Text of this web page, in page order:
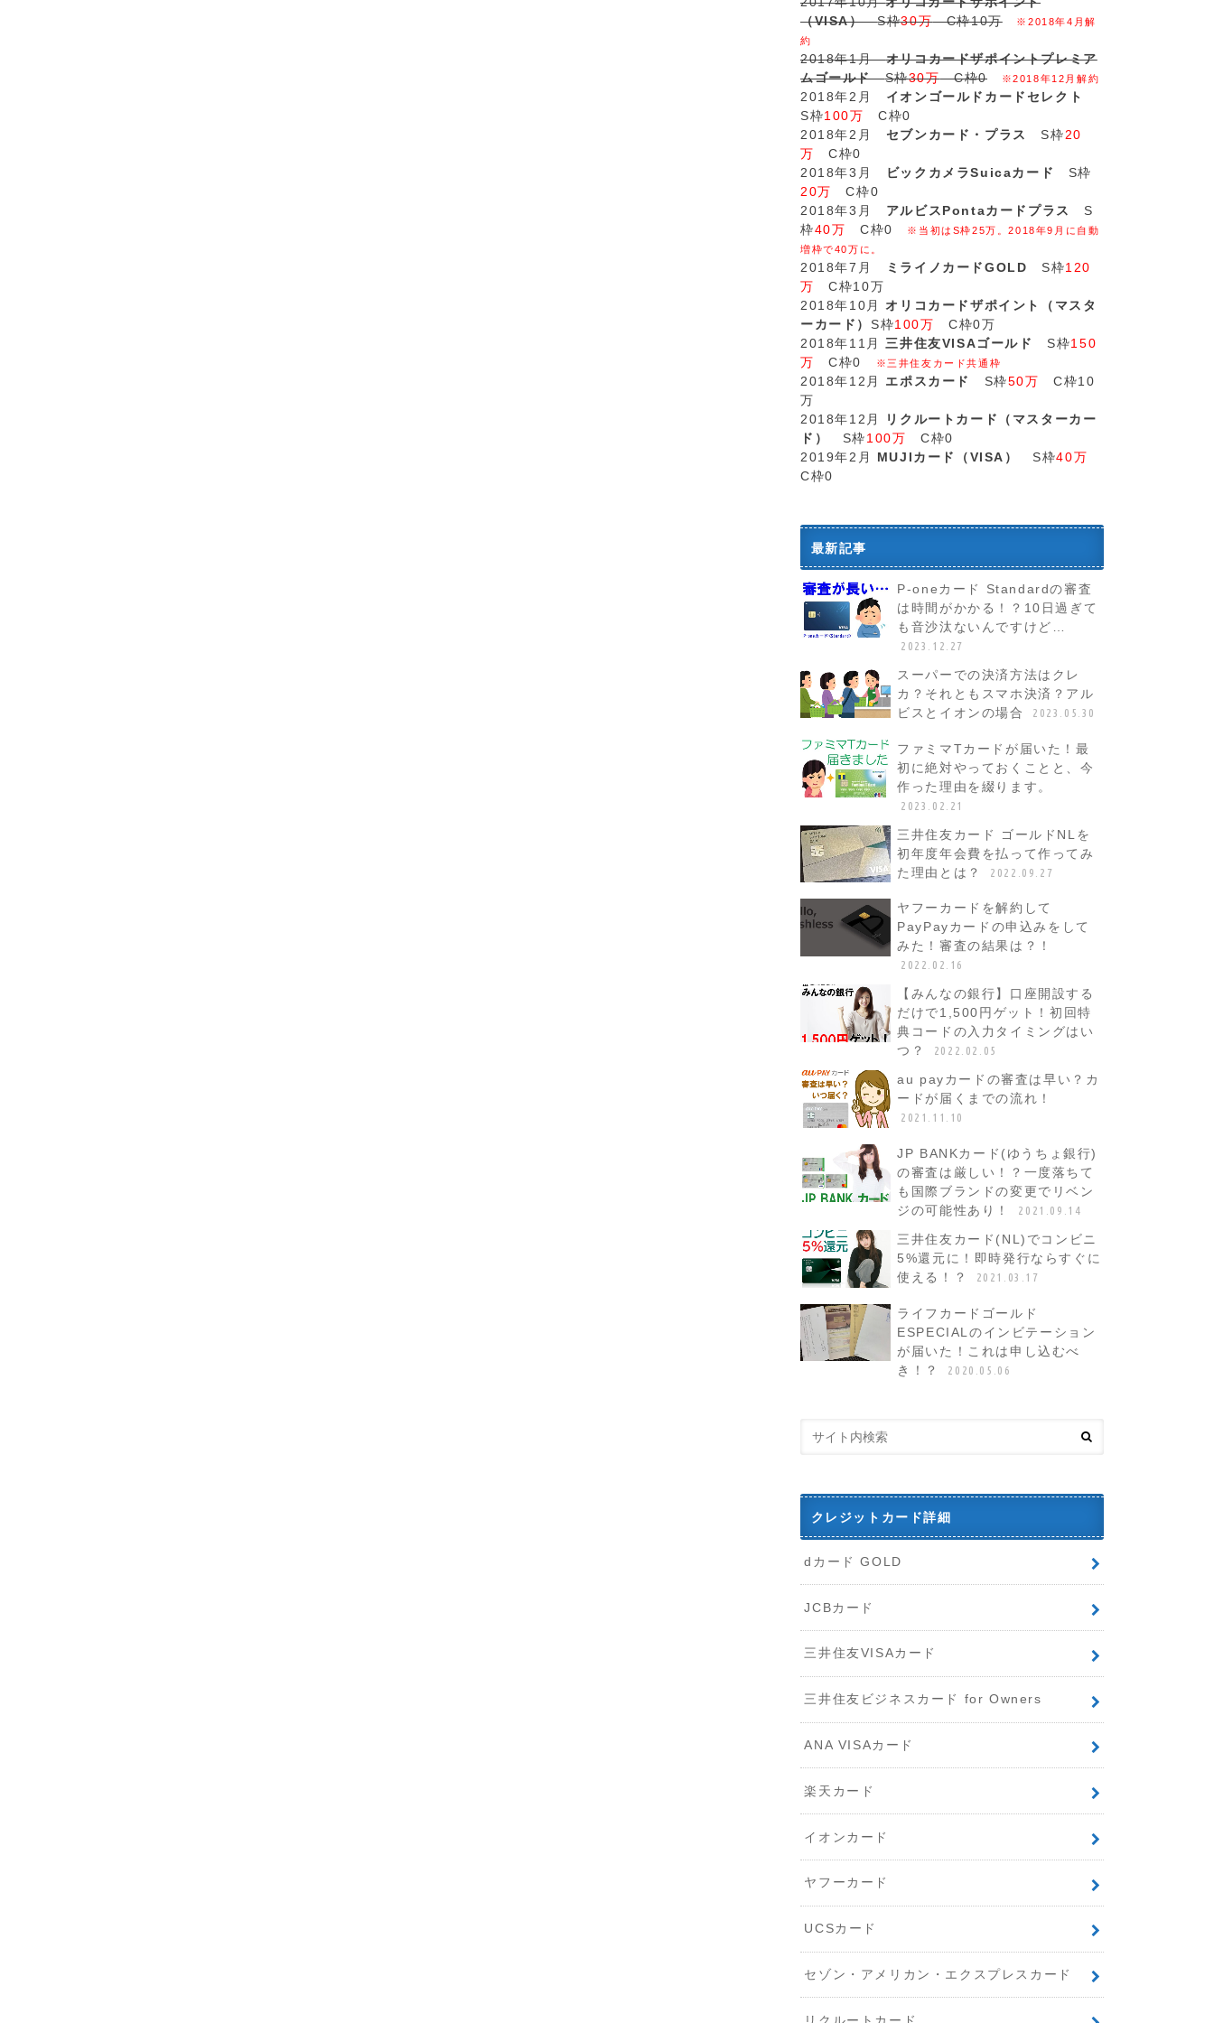
（VISA）S枠30万C枠10万
※2018年4月解
約
2018年1月オリコカードザポイントプレミア
ムゴールドS枠30万C枠0 ※2018年12月解約
2018年2月 イオンゴールドカードセレクト
S枠100万
C枠0
2018年2月 セブンカード・プラス S枠20
万
C枠0
2018年3月
ビックカメラSuicaカード
S枠
20万
C枠0
2018年3月 アルビスPontaカードプラス
S
枠40万 C枠0
※当初はS枠25万。2018年9月に自動
増枠で40万に。
2018年7月 ミライノカードGOLD S枠120
万
C枠10万
2018年10月オリコカードザポイント（マスタ
ーカード） S枠100万
C枠0万
2018年11月 三井住友VISAゴールド S枠150
万
C枠0 ※三井住友カード共通枠
2018年12月 エポスカード S枠50万
C枠10
万
2018年12月
リクルートカード（マスターカー
ド） S枠100万 C枠0
2019年2月 MUJIカード（VISA） S枠40万
C枠0
最新記事
P-oneカード Standardの審査
は時間がかかる！？10日過ぎて
も音沙汰ないんですけど…
2023.12.27
スーパーでの決済方法はクレ
カ？それともスマホ決済？アル
ビスとイオンの場合
2023.05.30
ファミマTカードが届いた！最
初に絶対やっておくことと、今
作った理由を綴ります。
2023.02.21
三井住友カード ゴールドNLを
初年度年会費を払って作ってみ
た理由とは？
2022.09.27
ヤフーカードを解約して
PayPayカードの申込みをして
みた！審査の結果は？！
2022.02.16
【みんなの銀行】口座開設する
だけで1,500円ゲット！初回特
典コードの入力タイミングはい
つ？
2022.02.05
au payカードの審査は早い？カ
ードが届くまでの流れ！
2021.11.10
JP BANKカード(ゆうちょ銀行)
の審査は厳しい！？一度落ちて
も国際ブランドの変更でリベン
ジの可能性あり！
2021.09.14
三井住友カード(NL)でコンビニ
5%還元に！即時発行ならすぐに
使える！？
2021.03.17
ライフカードゴールド
ESPECIALのインビテーション
が届いた！これは申し込むべ
き！？
2020.05.06
クレジットカード詳細
dカード GOLD
JCBカード
三井住友VISAカード
三井住友ビジネスカード for Owners
ANA VISAカード
楽天カード
イオンカード
ヤフーカード
UCSカード
セゾン・アメリカン・エクスプレスカード
リクルートカード